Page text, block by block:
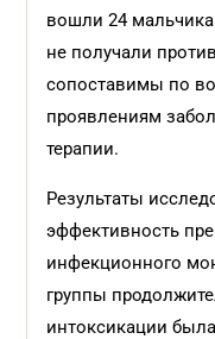
вошли 24
не получали
сопоставимы по
проявлениям
терапии.
Результаты
эффективность
инфекционного
группы
интоксикации